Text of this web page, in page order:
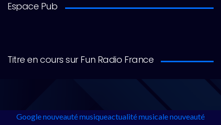
Espace Pub
Titre en cours sur Fun Radio France
Googlenouveauté musiqueactualité musicalenouveauté